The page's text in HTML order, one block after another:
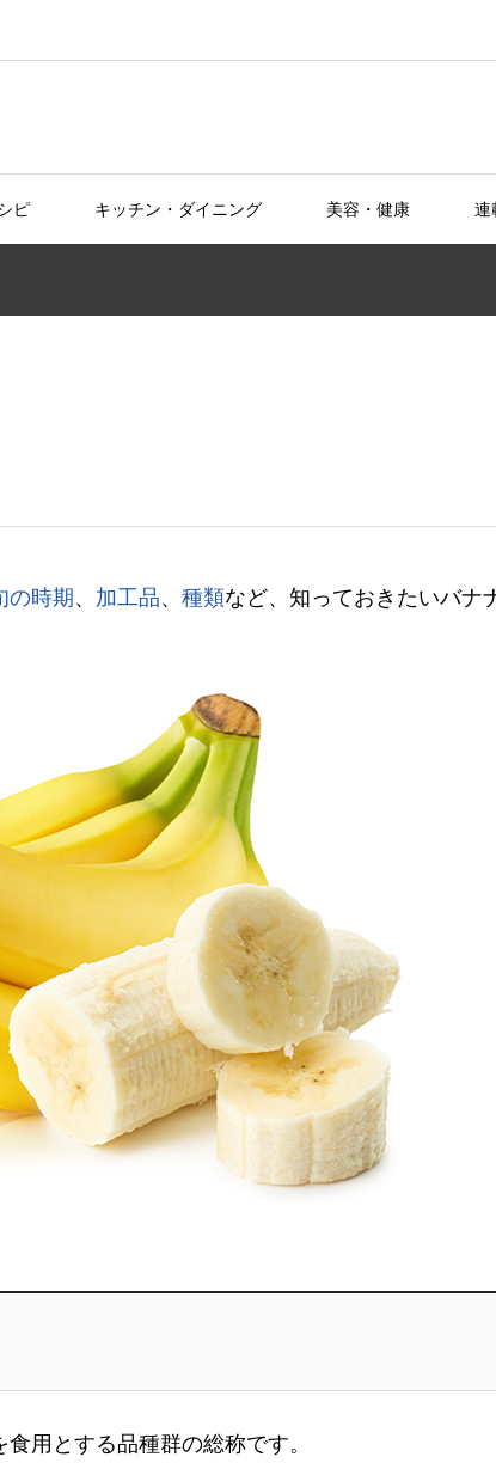
ピ キッチン・ダイニング 美容・健康 連
の時期、 加工品、 種類など、知っておきたいバナ
用とする品種群の総称です。